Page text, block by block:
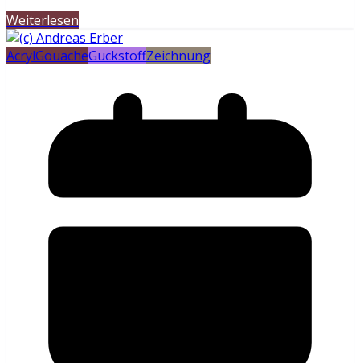
Weiterlesen
AcrylGouacheGuckstoffZeichnung